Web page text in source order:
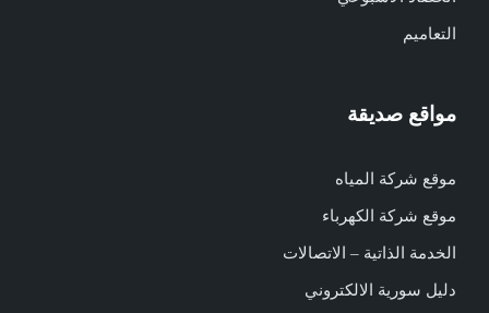
التعاميم
مواقع صديقة
موقع شركة المياه
موقع شركة الكهرباء
الخدمة الذاتية – الاتصالات
دليل سورية الالكتروني